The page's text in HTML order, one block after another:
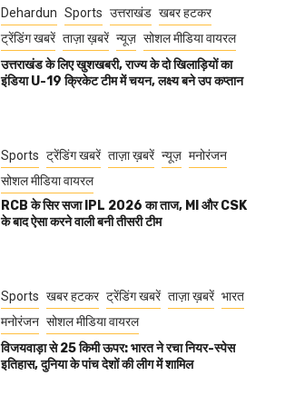
Dehardun Sports उत्तराखंड खबर हटकर
ट्रेंडिंग खबरें ताज़ा ख़बरें न्यूज़ सोशल मीडिया वायरल
उत्तराखंड के लिए खुशखबरी, राज्य के दो खिलाड़ियों का
इंडिया U-19 क्रिकेट टीम में चयन, लक्ष्य बने उप कप्तान
Sports ट्रेंडिंग खबरें ताज़ा ख़बरें न्यूज़ मनोरंजन
सोशल मीडिया वायरल
RCB के सिर सजा IPL 2026 का ताज, MI और CSK
के बाद ऐसा करने वाली बनी तीसरी टीम
Sports खबर हटकर ट्रेंडिंग खबरें ताज़ा ख़बरें भारत
मनोरंजन सोशल मीडिया वायरल
विजयवाड़ा से 25 किमी ऊपर: भारत ने रचा नियर-स्पेस
इतिहास, दुनिया के पांच देशों की लीग में शामिल